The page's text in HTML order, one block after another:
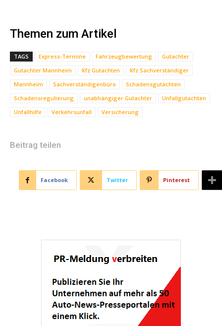
Themen zum Artikel
TAGS Express-Termine Fahrzeugbewertung
Gutachter
Gutachter Mannheim
Kfz Gutachten
Kfz Sachverständiger
Mannheim
Sachverständigenbüro
Schadensgutachten
Schadensregulierung
unabhängiger Gutachter
Unfallgutachten
Unfallhilfe
Verkehrsunfall Versicherung
Beitrag teilen
Facebook Twitter Pinterest